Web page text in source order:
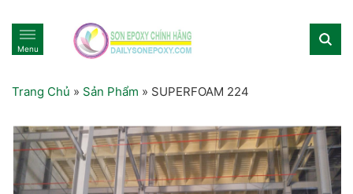
Menu
Trang Chủ » Sản Phẩm » SUPERFOAM 224